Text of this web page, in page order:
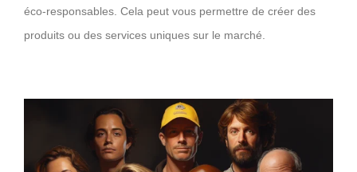
éco-responsables. Cela peut vous permettre de créer des
produits ou des services uniques sur le marché.